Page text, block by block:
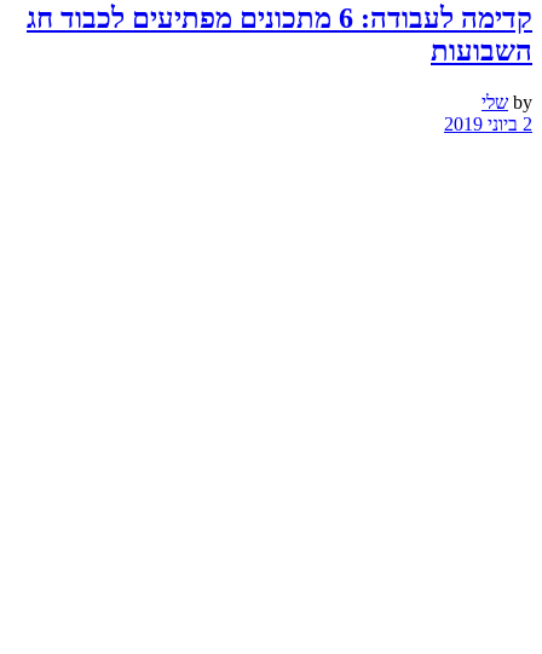
קדימה לעבודה: 6 מתכונים מפתיעים לכבוד חג
השבועות
by שלי
2 ביוני 2019